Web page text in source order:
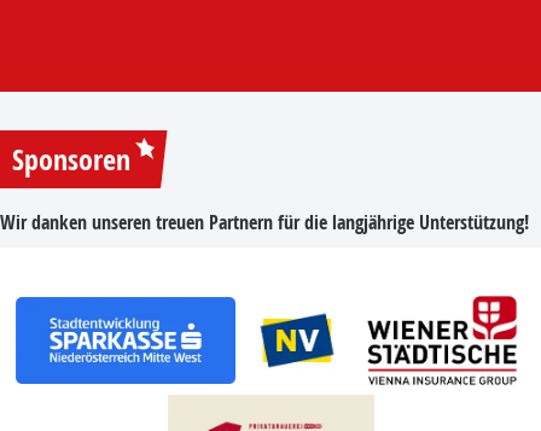
Sponsoren
Wir danken unseren treuen Partnern für die langjährige Unterstützung!